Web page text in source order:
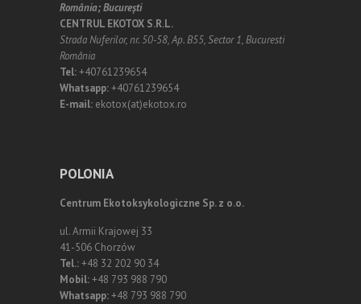
România;Bucureşti
CENTRUL EKOTOX S.R.L.
Strada Nuferilor, nr. 50-58, Ap. B55, Sector 1, Bucuresti
România
Tel:+40761239654
Whatsapp:+40761239654
E-mail: ekotox(at)ekotox.ro
POLONIA
Centrum Ekotoksykologiczne Sp. z o.o.
ul. Armii Krajowej 33
41-506 Chorzów
Tel.:+48 32 202 90 34
Mobil:+48 793 988 790
Whatsapp:+48 793 988 790